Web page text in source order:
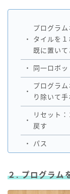
・
プログラ
タイルを１
既に置い
・ 同一ロボ
・
プログラ
り除いて
・
リセット
戻す
・ パス
２. プログラム